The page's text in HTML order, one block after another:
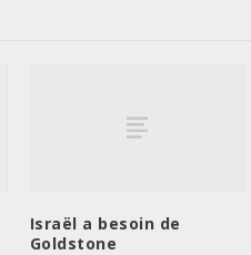
Israël a besoin de
Goldstone